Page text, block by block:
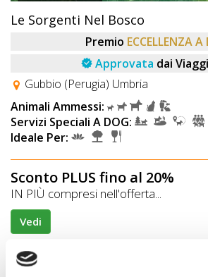
Le Sorgenti Nel Bosco
Premio ECCELLENZA A
Approvata dai
Gubbio (Perugia) Umbria
Animali Ammessi:
Servizi Speciali A DOG:
Ideale Per:
Sconto PLUS fino al 20%
IN PIÙ compresi nell'offerta...
Vedi